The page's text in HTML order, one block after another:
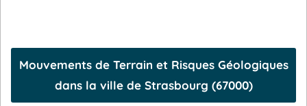
Mouvements de Terrain et Risques Géologiques
dans la ville de Strasbourg (67000)